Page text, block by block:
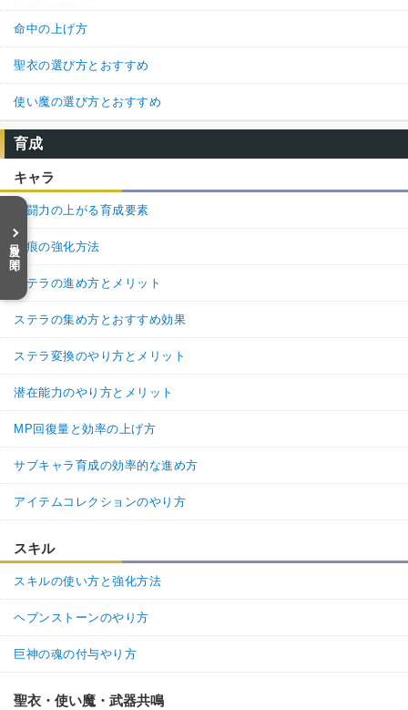
目次を開く
命中の上げ方
聖衣の選び方とおすすめ
使い魔の選び方とおすすめ
育成
キャラ
戦闘力の上がる育成要素
聖痕の強化方法
ステラの進め方とメリット
ステラの集め方とおすすめ効果
ステラ変換のやり方とメリット
潜在能力のやり方とメリット
MP回復量と効率の上げ方
サブキャラ育成の効率的な進め方
アイテムコレクションのやり方
スキル
スキルの使い方と強化方法
ヘブンストーンのやり方
巨神の魂の付与やり方
聖衣・使い魔・武器共鳴